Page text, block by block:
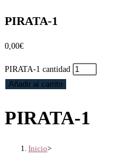
PIRATA-1
0,00€
PIRATA-1 cantidad
Añadir al carrito
PIRATA-1
Inicio>